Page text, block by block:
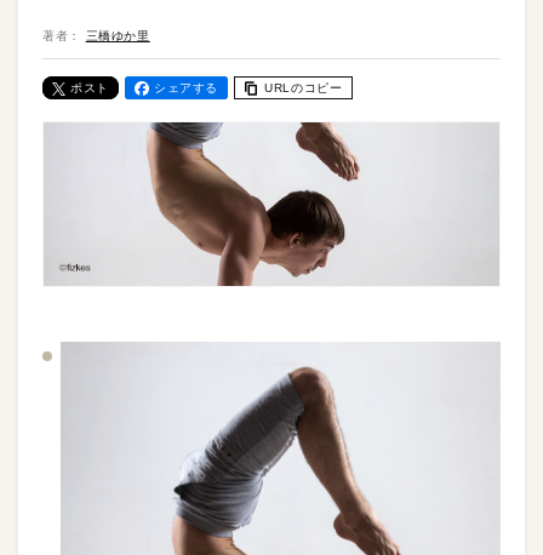
著者： 三橋ゆか里
ポスト シェアする URLのコピー